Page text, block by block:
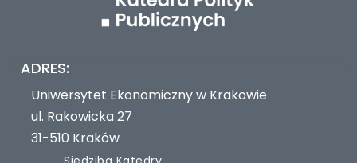
ADRES:
Uniwersytet Ekonomiczny w Krakowie
ul. Rakowicka 27
31-510 Kraków